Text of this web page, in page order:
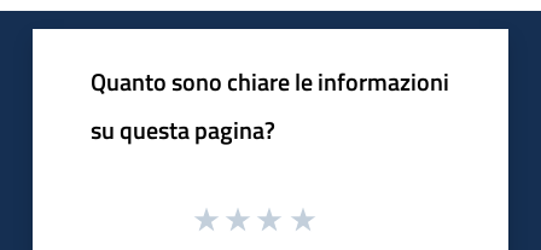
Quanto sono chiare le informazioni
su questa pagina?